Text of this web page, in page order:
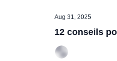
Aug 31, 2025
12 conseils